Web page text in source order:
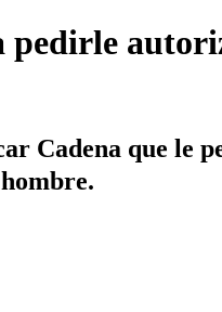
Cadena que le